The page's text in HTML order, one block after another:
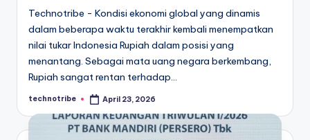
Technotribe - Kondisi ekonomi global yang dinamis
dalam beberapa waktu terakhir kembali menempatkan
nilai tukar Indonesia Rupiah dalam posisi yang
menantang. Sebagai mata uang negara berkembang,
Rupiah sangat rentan terhadap…
Posted
technotribe April 23, 2026